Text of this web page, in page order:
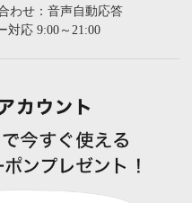
わせ：音声自動応答
対応 9:00～21:00